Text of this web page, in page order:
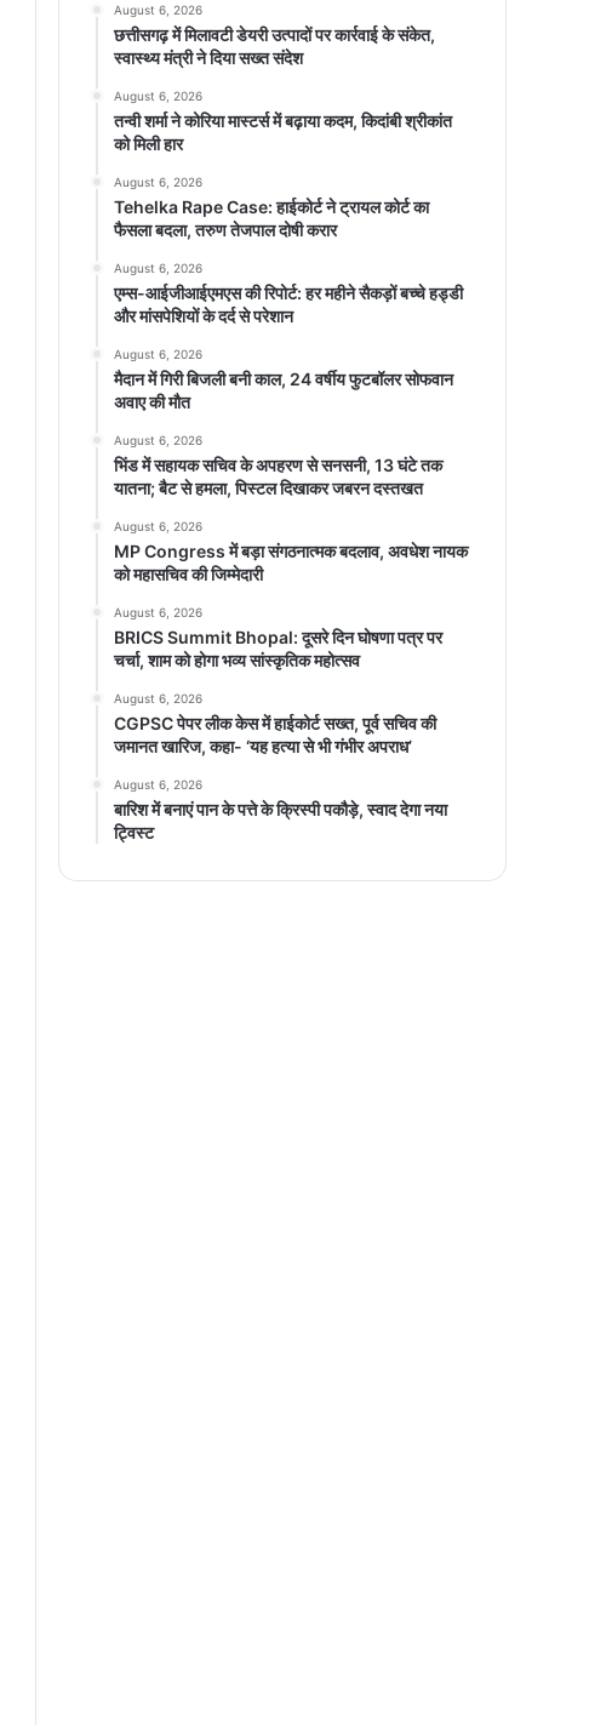
August 6, 2026
छत्तीसगढ़ में मिलावटी डेयरी उत्पादों पर कार्रवाई के संकेत,
स्वास्थ्य मंत्री ने दिया सख्त संदेश
August 6, 2026
तन्वी शर्मा ने कोरिया मास्टर्स में बढ़ाया कदम, किदांबी श्रीकांत
को मिली हार
August 6, 2026
Tehelka Rape Case: हाईकोर्ट ने ट्रायल कोर्ट का
फैसला बदला, तरुण तेजपाल दोषी करार
August 6, 2026
एम्स-आईजीआईएमएस की रिपोर्ट: हर महीने सैकड़ों बच्चे हड्डी
और मांसपेशियों के दर्द से परेशान
August 6, 2026
मैदान में गिरी बिजली बनी काल, 24 वर्षीय फुटबॉलर सोफवान
अवाए की मौत
August 6, 2026
भिंड में सहायक सचिव के अपहरण से सनसनी, 13 घंटे तक
यातना; बैट से हमला, पिस्टल दिखाकर जबरन दस्तखत
August 6, 2026
MP Congress में बड़ा संगठनात्मक बदलाव, अवधेश नायक
को महासचिव की जिम्मेदारी
August 6, 2026
BRICS Summit Bhopal: दूसरे दिन घोषणा पत्र पर
चर्चा, शाम को होगा भव्य सांस्कृतिक महोत्सव
August 6, 2026
CGPSC पेपर लीक केस में हाईकोर्ट सख्त, पूर्व सचिव की
जमानत खारिज, कहा- ‘यह हत्या से भी गंभीर अपराध’
August 6, 2026
बारिश में बनाएं पान के पत्ते के क्रिस्पी पकौड़े, स्वाद देगा नया
ट्विस्ट